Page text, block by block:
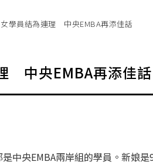
學員結為連理 中央EMBA再添佳話
中央EMBA再添佳話
中央EMBA兩岸組的學員。新娘